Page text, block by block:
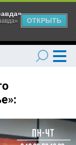
ОТКРЫТЬ